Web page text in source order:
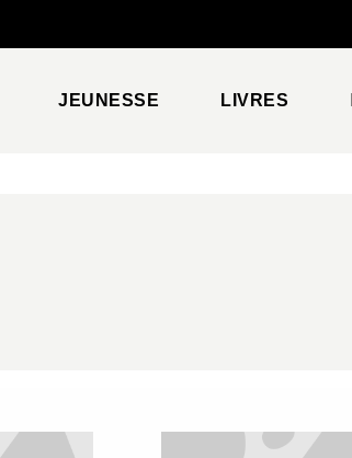
JEUNESSE LIVRES